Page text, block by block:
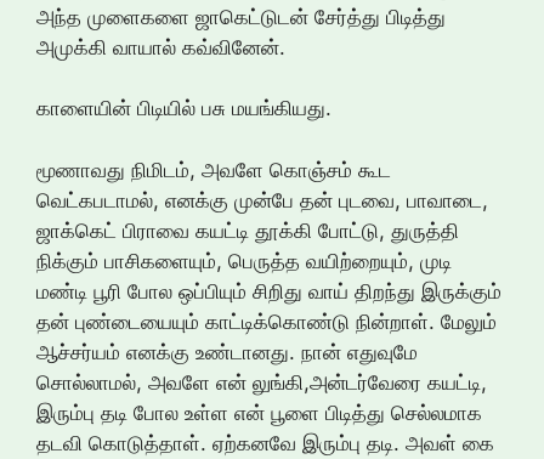
அந்த முளைகளை ஜாகெட்டுடன் சேர்த்து பிடித்து
அமுக்கி வாயால் கவ்வினேன்.
காளையின் பிடியில் பசு மயங்கியது.
மூணாவது நிமிடம், அவளே கொஞ்சம் கூட
வெட்கபடாமல், எனக்கு முன்பே தன் புடவை, பாவாடை,
ஜாக்கெட் பிராவை கயட்டி தூக்கி போட்டு, துருத்தி
நிக்கும் பாசிகளையும், பெருத்த வயிற்றையும், முடி
மண்டி பூரி போல ஒப்பியும் சிறிது வாய் திறந்து இருக்கும்
தன் புண்டையையும் காட்டிக்கொண்டு நின்றாள். மேலும்
ஆச்சர்யம் எனக்கு உண்டானது. நான் எதுவுமே
சொல்லாமல், அவளே என் லுங்கி,அன்டர்வேரை கயட்டி,
இரும்பு தடி போல உள்ள என் பூளை பிடித்து செல்லமாக
தடவி கொடுத்தாள். ஏற்கனவே இரும்பு தடி. அவள் கை